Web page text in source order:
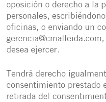
oposición o derecho a la
personales,
oficinas, o enviando un
desea ejercer.
Tendrá derecho
consentimiento prestado
retirada del